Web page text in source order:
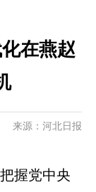
在燕赵
来源：河北日报
握党中央